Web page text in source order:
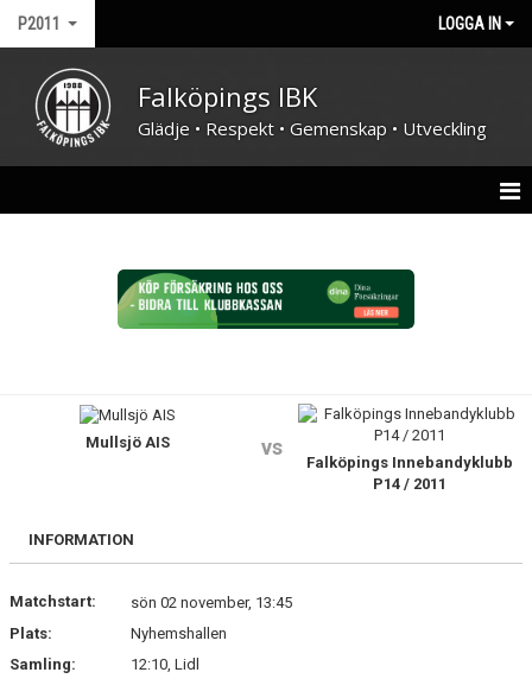
P2011 LOGGA IN
Falköpings IBK
Glädje • Respekt • Gemenskap • Utveckling
DOKUMENT
KONTAKT
Mullsjö AIS vs
Falköpings Innebandyklubb
P14 / 2011
INFORMATION
Matchstart:
sön 02 november, 13:45
Plats:
Nyhemshallen
Samling:
12:10, Lidl